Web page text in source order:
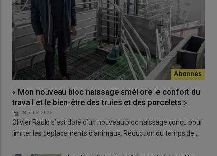
d’assurer l’équilibre financier du projet de création de l’atelier,
évalué à environ un million d’euros d’investissement, l’atelier a
intégré le réseau des fermes essais en contrat avec Sanders et
Mixscience.
« Mon nouveau bloc naissage améliore le confort du
travail et le bien-être des truies et des porcelets »
08 juillet 2026
Olivier Raulo s’est doté d’un nouveau bloc naissage conçu pour
limiter les déplacements d’animaux. Réduction du temps de…